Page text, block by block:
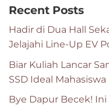
Recent Posts
Hadir di Dua Hall
Jelajahi Line-Up EV
Biar Kuliah Lancar
SSD Ideal
Bye Dapur Becek!